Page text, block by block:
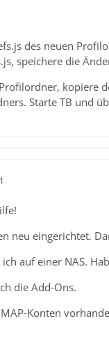
des neuen
speichere die
kopiere
Starte TB und
neu eingerichtet.
auf einer NAS.
die Add-Ons.
Konten